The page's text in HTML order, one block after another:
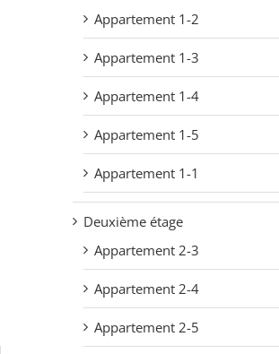
Appartement 1-2
Appartement 1-3
Appartement 1-4
Appartement 1-5
Appartement 1-1
Deuxième étage
Appartement 2-3
Appartement 2-4
Appartement 2-5